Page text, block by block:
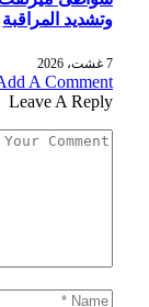
وتشديد المراقبة
7 غشت، 2026
A Comment
Leave A Reply